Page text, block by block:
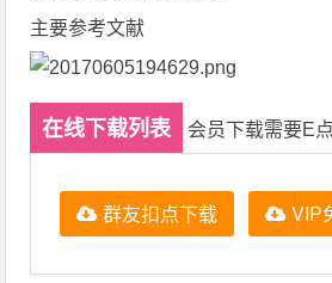
主要参考文献
在线下载列表 会员下载需要E
群友扣点下载 VIP